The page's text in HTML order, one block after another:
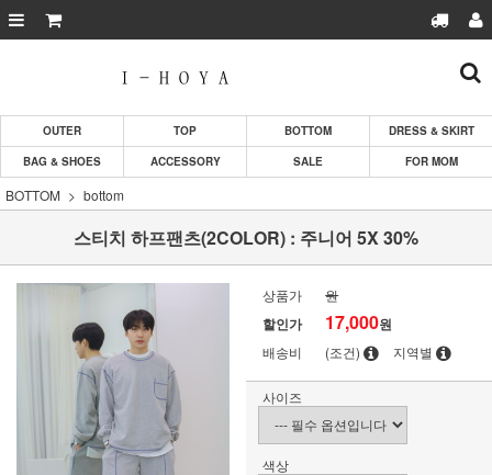
OUTER TOP BOTTOM
DRESS & SKIRT
BAG & SHOES
ACCESSORY SALE FOR MOM
BOTTOM bottom
스티치 하프팬츠(2COLOR) : 주니어 5X 30%
상품가 원
할인가 17,000원
배송비 (조건) 지역별
사이즈
색상